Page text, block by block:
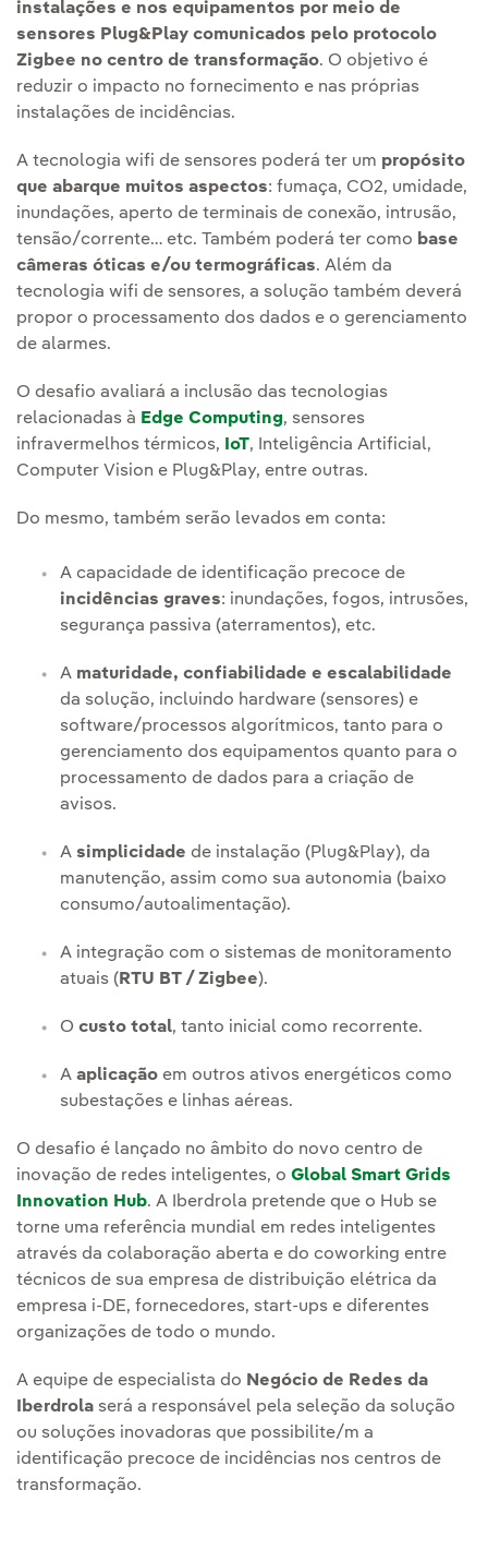
instalações e nos equipamentos por meio de
sensores Plug&Play comunicados pelo protocolo
Zigbee no centro de transformação. O objetivo é
reduzir o impacto no fornecimento e nas próprias
instalações de incidências.
A tecnologia wifi de sensores poderá ter um propósito
que abarque muitos aspectos: fumaça, CO2, umidade,
inundações, aperto de terminais de conexão, intrusão,
tensão/corrente… etc. Também poderá ter como base
câmeras óticas e/ou termográficas. Além da
tecnologia wifi de sensores, a solução também deverá
propor o processamento dos dados e o gerenciamento
de alarmes.
O desafio avaliará a inclusão das tecnologias
relacionadas à Edge Computing, sensores
infravermelhos térmicos,
IoT, Inteligência Artificial,
Computer Vision e Plug&Play, entre outras.
Do mesmo, também serão levados em conta:
A capacidade de identificação precoce de
incidências graves: inundações, fogos, intrusões,
segurança passiva (aterramentos), etc.
A maturidade, confiabilidade e escalabilidade
da solução, incluindo hardware (sensores) e
software/processos algorítmicos, tanto para o
gerenciamento dos equipamentos quanto para o
processamento de dados para a criação de
avisos.
A simplicidade de instalação (Plug&Play), da
manutenção, assim como sua autonomia (baixo
consumo/autoalimentação).
A integração com o sistemas de monitoramento
atuais ( RTU BT / Zigbee).
O custo total, tanto inicial como recorrente.
A aplicação em outros ativos energéticos como
subestações e linhas aéreas.
O desafio é lançado no âmbito do novo centro de
inovação de redes inteligentes, o Global Smart Grids
Innovation Hub. A Iberdrola pretende que o Hub se
torne uma referência mundial em redes inteligentes
através da colaboração aberta e do coworking entre
técnicos de sua empresa de distribuição elétrica da
empresa i-DE, fornecedores, start-ups e diferentes
organizações de todo o mundo.
A equipe de especialista do Negócio de Redes da
Iberdrola será a responsável pela seleção da solução
ou soluções inovadoras que possibilite/m a
identificação precoce de incidências nos centros de
transformação.